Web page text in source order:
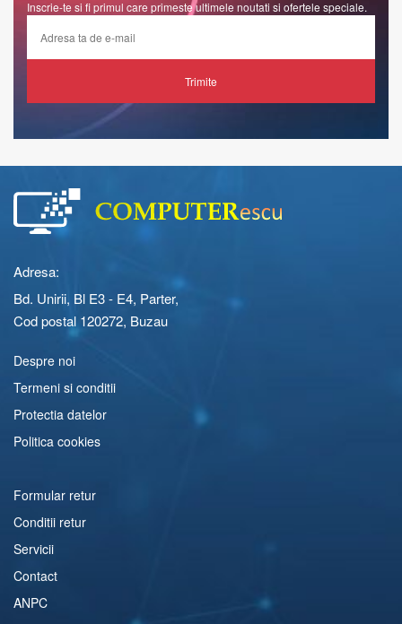
Inscrie-te si fi primul care primeste ultimele noutati si ofertele speciale.
Trimite
Adresa:
Bd. Unirii, Bl E3 - E4, Parter,
Cod postal 120272, Buzau
Despre noi
Termeni si conditii
Protectia datelor
Politica cookies
Formular retur
Conditii retur
Servicii
Contact
ANPC